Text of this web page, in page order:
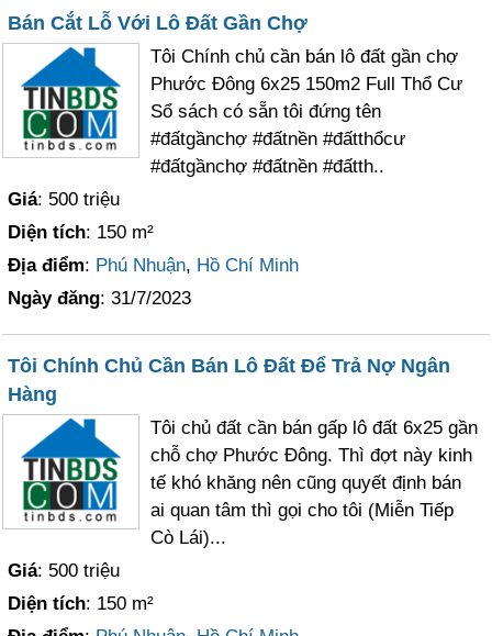
Bán Cắt Lỗ Với Lô Đất Gần Chợ
Tôi Chính chủ cần bán lô đất gần chợ
Phước Đông 6x25 150m2 Full Thổ Cư
Sổ sách có sẵn tôi đứng tên
#đấtgầnchợ #đấtnền #đấtthổcư
#đấtgầnchợ #đấtnền #đấtth..
Giá: 500 triệu
Diện tích: 150 m²
Địa điểm: Phú Nhuận, Hồ Chí Minh
Ngày đăng: 31/7/2023
Tôi Chính Chủ Cần Bán Lô Đất Để Trả Nợ Ngân
Hàng
Tôi chủ đất cần bán gấp lô đất 6x25 gần
chỗ chợ Phước Đông. Thì đợt này kinh
tế khó khăng nên cũng quyết định bán
ai quan tâm thì gọi cho tôi (Miễn Tiếp
Cò Lái)...
Giá: 500 triệu
Diện tích: 150 m²